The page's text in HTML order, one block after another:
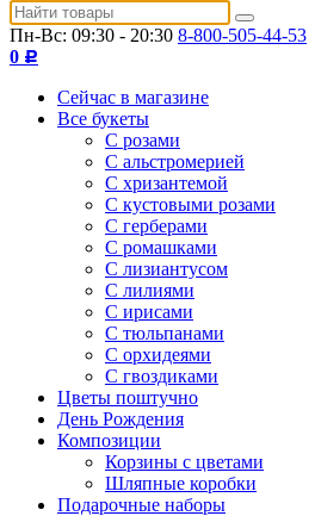
Пн-Вс: 09:30 - 20:30 8-800-505-44-53
0 Р
Сейчас в магазине
Все букеты
C розами
С альстромерией
С хризантемой
С кустовыми розами
С герберами
С ромашками
С лизиантусом
С лилиями
С ирисами
С тюльпанами
С орхидеями
С гвоздиками
Цветы поштучно
День Рождения
Композиции
Корзины с цветами
Шляпные коробки
Подарочные наборы